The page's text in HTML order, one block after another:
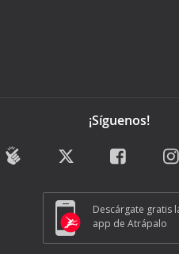
¡Síguenos!
Descárgate gratis
app de Atrápalo